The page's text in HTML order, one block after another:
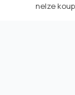
nelze